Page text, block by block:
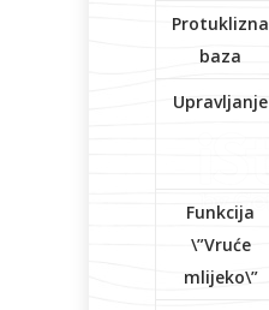
Protuklizna
baza
Upravljanje
Funkcija
\”Vruće
mlijeko\”